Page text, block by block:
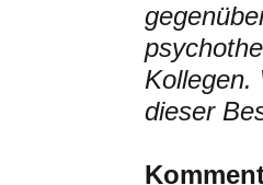
Kollegen.
dieser